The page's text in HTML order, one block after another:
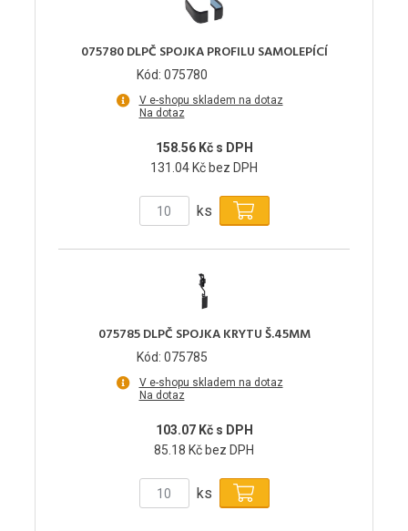
075780 DLPČ SPOJKA PROFILU SAMOLEPÍCÍ
Kód: 075780
V e-shopu skladem na dotaz
Na dotaz
158.56 Kč s DPH
131.04 Kč bez DPH
ks
075785 DLPČ SPOJKA KRYTU Š.45MM
Kód: 075785
V e-shopu skladem na dotaz
Na dotaz
103.07 Kč s DPH
85.18 Kč bez DPH
ks